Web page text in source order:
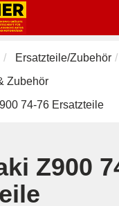
Ersatzteile/Zubehör
Zubehör
74-76 Ersatzteile
Z900